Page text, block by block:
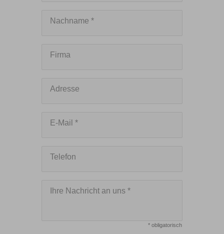
E-Mail *
Ihre Nachricht an uns *
Firma
Adresse
Nachname *
Telefon
* obligatorisch